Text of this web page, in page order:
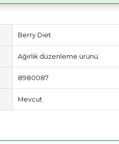
Berry Diet
Ağırlık düzenleme ürünü.
8980087
Mevcut